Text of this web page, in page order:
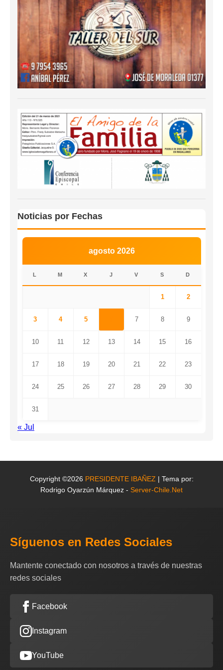
Noticias por Fechas
agosto 2026
L M X J V S D
1 2
3 4 5 7 8 9
10 11 12 13 14 15 16
17 18 19 20 21 22 23
24 25 26 27 28 29 30
31
« Jul
Copyright ©2026 PRESIDENTE IBAÑEZ | Tema por:
Rodrigo Oyarzún Márquez - Server-Chile.Net
Síguenos en Redes Sociales
Mantente conectado con nosotros a través de nuestras
redes sociales
Facebook
Instagram
YouTube